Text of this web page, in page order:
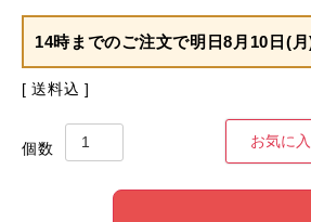
14時までのご注文で明日8月10日(
送料込
お気に